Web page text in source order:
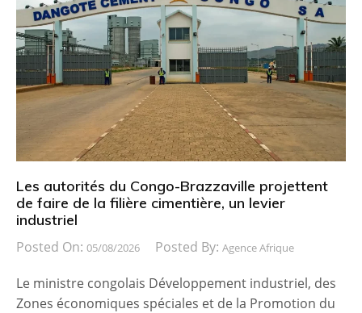
Les autorités du Congo-Brazzaville projettent
de faire de la filière cimentière, un levier
industriel
Posted On: 05/08/2026 Posted By: Agence Afrique
Le ministre congolais Développement industriel, des
Zones économiques spéciales et de la Promotion du